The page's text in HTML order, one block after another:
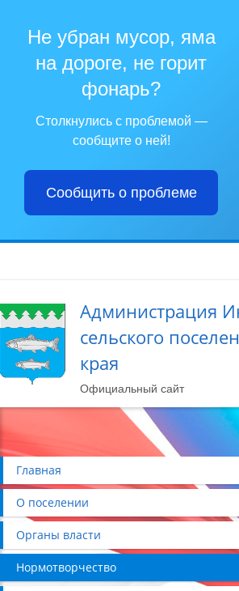
Не убран мусор, яма
на дороге, не горит
фонарь?
Столкнулись с проблемой —
сообщите о ней!
Сообщить о проблеме
Администрация
сельского
края
Официальный сайт
Главная
О поселении
Органы власти
Нормотворчество